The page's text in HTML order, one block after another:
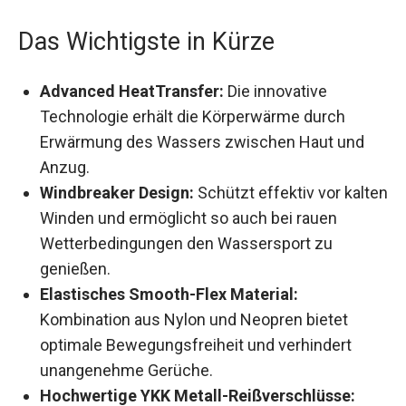
Das Wichtigste in Kürze
Advanced HeatTransfer: Die innovative
Technologie erhält die Körperwärme durch
Erwärmung des Wassers zwischen Haut und
Anzug.
Windbreaker Design: Schützt effektiv vor kalten
Winden und ermöglicht so auch bei rauen
Wetterbedingungen den Wassersport zu
genießen.
Elastisches Smooth-Flex Material:
Kombination aus Nylon und Neopren bietet
optimale Bewegungsfreiheit und verhindert
unangenehme Gerüche.
Hochwertige YKK Metall-Reißverschlüsse: